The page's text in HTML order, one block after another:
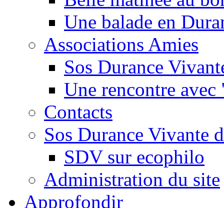
Une balade en
Associations Amies
Sos Durance
Une rencontre
Contacts
Sos Durance Vivante
SDV sur ecophilo
Administration du site
Approfondir